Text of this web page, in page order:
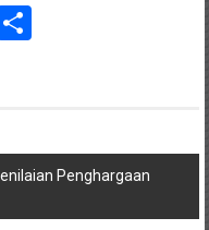
Share
Penghargaan